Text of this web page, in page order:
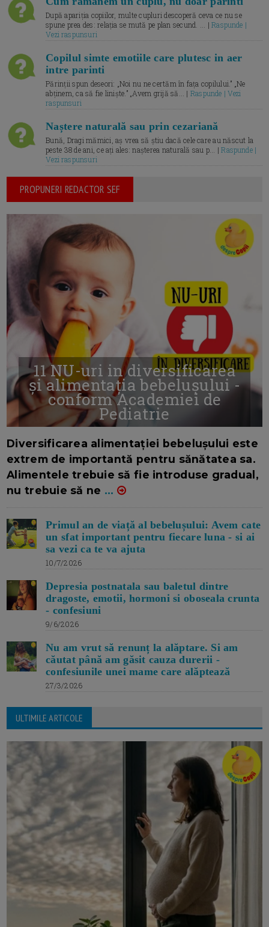
După apariția copiilor, multe cupluri descoperă ceva ce nu se
spune prea des: relația se mută pe plan secund. ... |Raspunde |
Vezi raspunsuri
Copilul simte emotiile care plutesc in aer
intre parinti
Părinții spun deseori: „Noi nu ne certăm în fața copilului.” „Ne
abținem, ca să fie liniște.” „Avem grijă să... | Raspunde | Vezi
raspunsuri
Naștere naturală sau prin cezariană
Bună, Dragi mămici, aș vrea să știu dacă cele care au născut la
peste 38 de ani, ce ați ales: nașterea naturală sau p... |Raspunde |
Vezi raspunsuri
PROPUNERI REDACTOR SEF
11 NU-uri in diversificarea
și alimentația bebelușului -
conform Academiei de
Pediatrie
Diversificarea alimentației bebelușului este
extrem de importantă pentru sănătatea sa.
Alimentele trebuie să fie introduse gradual,
nu trebuie să ne ...
Primul an de viață al bebelușului: Avem cate
un sfat important pentru fiecare luna - si ai
sa vezi ca te va ajuta
10/7/2026
Depresia postnatala sau baletul dintre
dragoste, emotii, hormoni si oboseala crunta
- confesiuni
9/6/2026
Nu am vrut să renunț la alăptare. Si am
căutat până am găsit cauza durerii -
confesiunile unei mame care alăptează
27/3/2026
ULTIMILE ARTICOLE